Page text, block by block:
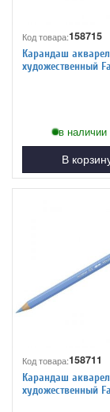
Код товара:158715
Карандаш
художественный
в наличии
В
Код товара:158711
Карандаш
художественный